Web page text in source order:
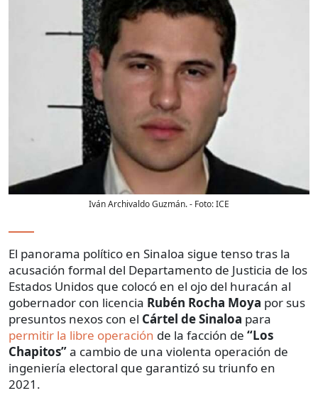
Iván Archivaldo Guzmán.- Foto:ICE
El panorama político en Sinaloa sigue tenso tras la
acusación formal del Departamento de Justicia de los
Estados Unidos que colocó en el ojo del huracán al
gobernador con licencia Rubén Rocha Moya por sus
presuntos nexos con el Cártel de Sinaloa para
permitir la libre operación de la facción de “Los
Chapitos”a cambio de una violenta operación de
ingeniería electoral que garantizó su triunfo en
2021.